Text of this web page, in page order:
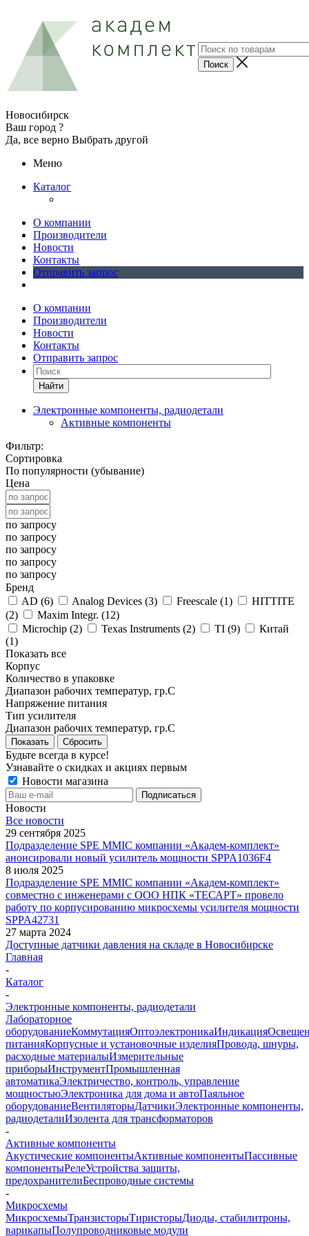
Новосибирск
Ваш город ?
Да, все верно Выбрать другой
Меню
Каталог
О компании
Производители
Новости
Контакты
Отправить запрос
О компании
Производители
Новости
Контакты
Отправить запрос
Найти
Электронные компоненты, радиодетали
Активные компоненты
Фильтр:
Сортировка
По популярности (убывание)
Цена
по запросу
по запросу
по запросу
по запросу
по запросу
Бренд
AD (6) Analog Devices (3) Freescale (1)
HITTITE
(2) Maxim Integr. (12)
Microchip (2) Texas Instruments (2) TI (9)
Китай
(1)
Показать все
Корпус
Количество в упаковке
Диапазон рабочих температур, гр.С
Напряжение питания
Тип усилителя
Диапазон рабочих температур, гр.С
Показать Сбросить
Будьте всегда в курсе!
Узнавайте о скидках и акциях первым
Новости магазина
Новости
Все новости
29 сентября 2025
Подразделение SPE MMIC компании «Академ-комплект»
анонсировали новый усилитель мощности SPPA1036F4
8 июля 2025
Подразделение SPE MMIC компании «Академ-комплект»
совместно с инженерами с ООО НПК «ТЕСАРТ» провело
работу по корпусированию микросхемы усилителя мощности
SPPA42731
27 марта 2024
Доступные датчики давления на складе в Новосибирске
Главная
-
Каталог
-
Электронные компоненты, радиодетали
Лабораторное
оборудованиеКоммутацияОптоэлектроникаИндикация
питанияКорпусные и установочные изделияПровода, шнуры,
расходные материалыИзмерительные
приборыИнструментПромышленная
автоматикаЭлектричество, контроль, управление
мощностьюЭлектроника для дома и автоПаяльное
оборудованиеВентиляторыДатчикиЭлектронные компоненты,
радиодеталиИзолента для трансформаторов
-
Активные компоненты
Акустические компонентыАктивные компонентыПассивные
компонентыРелеУстройства защиты,
предохранителиБеспроводные системы
-
Микросхемы
МикросхемыТранзисторыТиристорыДиоды, стабилитроны,
варикапыПолупроводниковые модули